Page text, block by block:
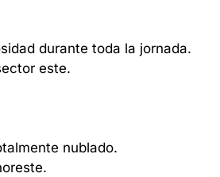
durante toda la jornada.
este.
nublado.